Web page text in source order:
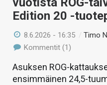
Edition 20 -
8.6.2026 - 16:35 /Timo
Kommentit (1)
Asuksen ROG-
ensimmäinen 24,5-